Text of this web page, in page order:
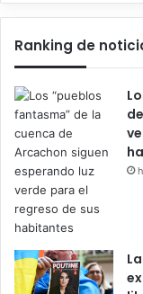
Ranking de